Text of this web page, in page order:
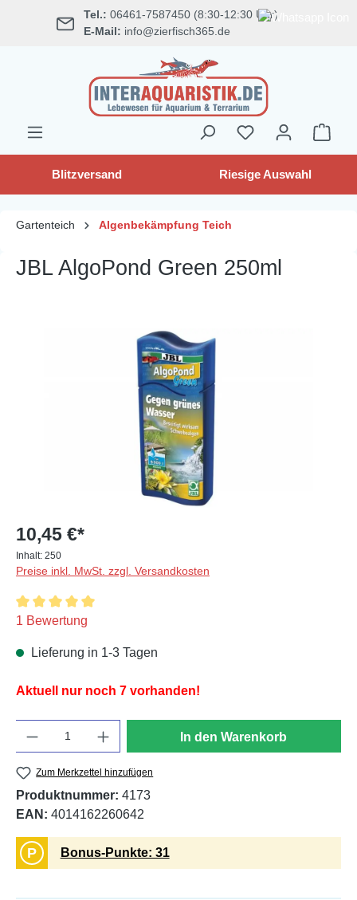
springen Tel.: 06461-7587450 (8:30-12:30 Uhr)
E-Mail: info@zierfisch365.de
Blitzversand Riesige Auswahl
Gartenteich Algenbekämpfung Teich
JBL AlgoPond Green 250ml
Bildergalerie überspringen
10,45 €*
Inhalt: 250
Preise inkl. MwSt. zzgl. Versandkosten
Durchschnittliche Bewertung von 5 von 5 Sternen
1 Bewertung
Lieferung in 1-3 Tagen
Aktuell nur noch 7 vorhanden!
In den Warenkorb
Zum Merkzettel hinzufügen
Produktnummer: 4173
EAN: 4014162260642
P Bonus-Punkte: 31